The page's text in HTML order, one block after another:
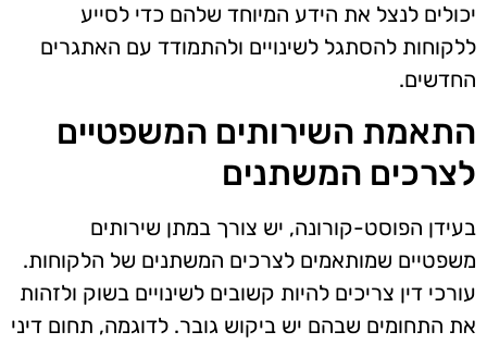
יכולים לנצל את הידע המיוחד שלהם כדי לסייע
ללקוחות להסתגל לשינויים ולהתמודד עם האתגרים
החדשים.
התאמת השירותים המשפטיים
לצרכים המשתנים
בעידן הפוסט-קורונה, יש צורך במתן שירותים
משפטיים שמותאמים לצרכים המשתנים של הלקוחות.
עורכי דין צריכים להיות קשובים לשינויים בשוק ולזהות
את התחומים שבהם יש ביקוש גובר. לדוגמה, תחום דיני